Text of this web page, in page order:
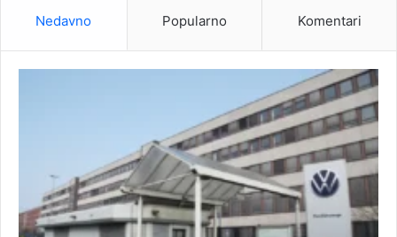
Nedavno Popularno Komentari